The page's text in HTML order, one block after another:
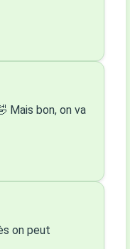
Mais bon, on va
on peut